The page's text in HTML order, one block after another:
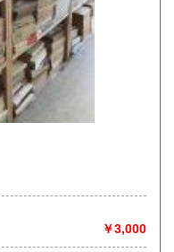
￥3,000